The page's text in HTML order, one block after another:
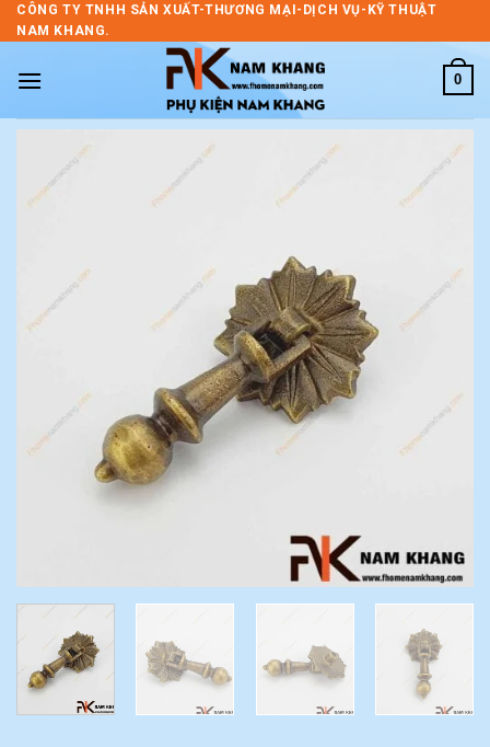
Skip
to
CÔNG TY TNHH SẢN XUẤT-THƯƠNG MẠI-DỊCH VỤ-KỸ THUẬT
NAM KHANG.
0